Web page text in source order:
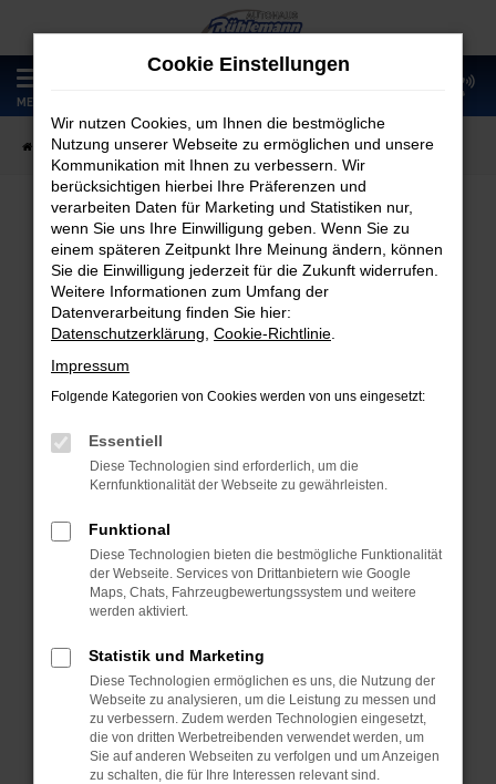
Zum
Hauptinhalt
springen
MENÜ
Startseite Fahrzeugangebote Fahrzeugmarkt
Fahrzeugmarkt
Fehler: Network Error
Beim Laden ist ein Fehler aufgetreten.
Hier sind ein paar Tipps, die dir helfen können:
Überprüfe deine Firewall und deine
Laden andere Webseiten, zum Beispiel
deine Suchmaschine?
Prüfe deine Browsererweiterungen.
Manche Erweiterungen, wie Werbeblocker,
können das Laden bestimmter Seiten
verhindern. Funktioniert die Seite in einem
anderen Browser oder in einem privaten
Fenster?
Starte dein Gerät neu.
Cookie Einstellungen
Wir nutzen Cookies, um Ihnen die bestmögliche
Nutzung unserer Webseite zu ermöglichen und unsere
Kommunikation mit Ihnen zu verbessern. Wir
berücksichtigen hierbei Ihre Präferenzen und
verarbeiten Daten für Marketing und Statistiken nur,
wenn Sie uns Ihre Einwilligung geben. Wenn Sie zu
einem späteren Zeitpunkt Ihre Meinung ändern, können
Sie die Einwilligung jederzeit für die Zukunft widerrufen.
Weitere Informationen zum Umfang der
Datenverarbeitung finden Sie hier:
Datenschutzerklärung Cookie-Richtlinie
Impressum
Folgende Kategorien von Cookies werden von uns eingesetzt:
Essentiell
Diese Technologien sind erforderlich, um die
Kernfunktionalität der Webseite zu gewährleisten.
Funktional
Diese Technologien bieten die bestmögliche Funktionalität
der Webseite. Services von Drittanbietern wie Google
Maps, Chats, Fahrzeugbewertungssystem und weitere
werden aktiviert.
Statistik und Marketing
Diese Technologien ermöglichen es uns, die Nutzung der
Webseite zu analysieren, um die Leistung zu messen und
zu verbessern. Zudem werden Technologien eingesetzt,
die von dritten Werbetreibenden verwendet werden, um
Sie auf anderen Webseiten zu verfolgen und um Anzeigen
zu schalten, die für Ihre Interessen relevant sind.